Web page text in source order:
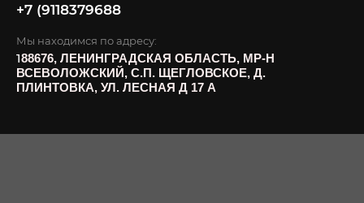
+7 (9118379688
Мы находимся по адресу:
188676, ЛЕНИНГРАДСКАЯ ОБЛАСТЬ, МР-Н
ВСЕВОЛОЖСКИЙ, С.П. ЩЕГЛОВСКОЕ, Д.
ПЛИНТОВКА, УЛ. ЛЕСНАЯ Д 17 А